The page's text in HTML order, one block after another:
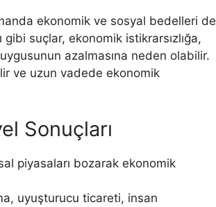
ekonomik ve sosyal bedelleri de
suçlar, ekonomik istikrarsızlığa,
azalmasına neden olabilir.
ve uzun vadede ekonomik
Sonuçları
piyasaları bozarak ekonomik
uyuşturucu ticareti, insan